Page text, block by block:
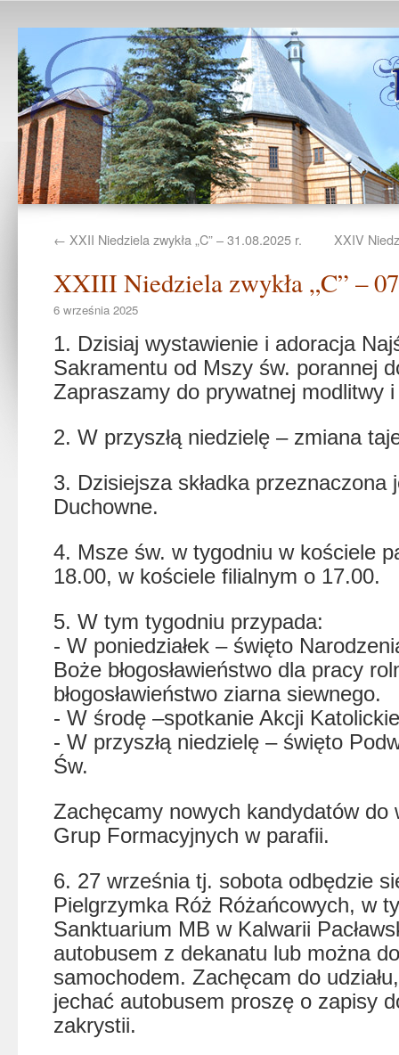
← XXII Niedziela zwykła „C” – 31.08.2025 r. XXIV
XXIII Niedziela zwykła „C” –
6 września 2025
1. Dzisiaj wystawienie i adoracja
Sakramentu od Mszy św. porannej
Zapraszamy do prywatnej modlitwy
2. W przyszłą niedzielę – zmiana
3. Dzisiejsza składka przeznaczona
Duchowne.
4. Msze św. w tygodniu w kościele
18.00, w kościele filialnym o 17.00.
5. W tym tygodniu przypada:
- W poniedziałek – święto
Boże błogosławieństwo dla pracy
błogosławieństwo ziarna siewnego.
- W środę –spotkanie Akcji
- W przyszłą niedzielę – święto
Św.
Zachęcamy nowych kandydatów do
Grup Formacyjnych w parafii.
6. 27 września tj. sobota odbędzie
Pielgrzymka Róż Różańcowych, w
Sanktuarium MB w Kalwarii
autobusem z dekanatu lub można
samochodem. Zachęcam do
jechać autobusem proszę o zapisy
zakrystii.